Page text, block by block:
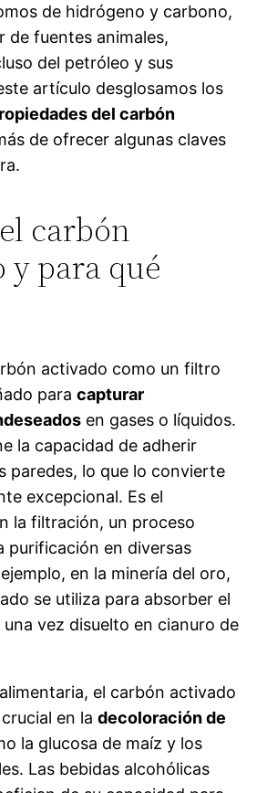
de hidrógeno y carbono,
de fuentes animales,
del petróleo y sus
artículo desglosamos los
del carbón
de ofrecer algunas claves
carbón
y para qué
activado como un filtro
paracapturar
en gases o líquidos.
la capacidad de adherir
paredes, lo que lo convierte
excepcional. Es el
la filtración, un proceso
purificación en diversas
en la minería del oro,
se utiliza para absorber el
vez disuelto en cianuro de
el carbón activado
crucial en ladecoloración de
la glucosa de maíz y los
Las bebidas alcohólicas